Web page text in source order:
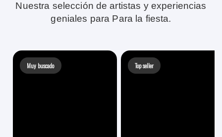
Nuestra selección de artistas y experiencias
geniales para Para la fiesta.
Muy buscado Top seller